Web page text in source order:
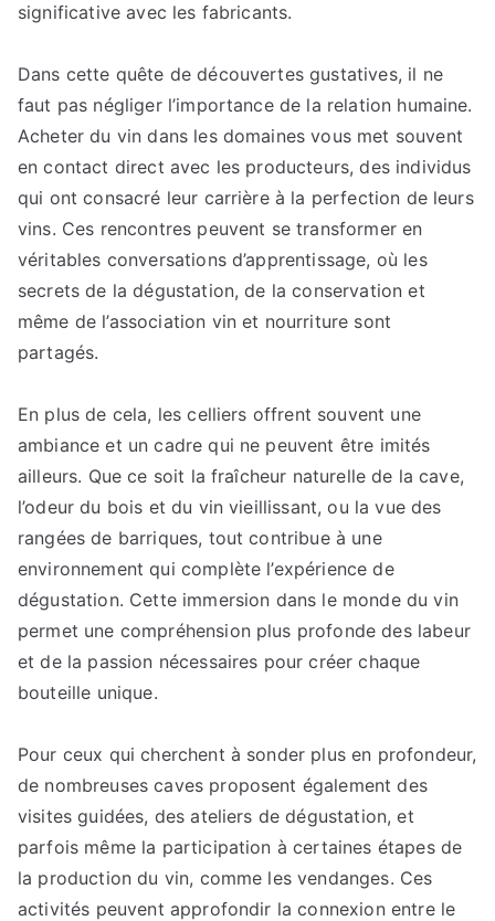
significative avec les fabricants.
Dans cette quête de découvertes gustatives, il ne
faut pas négliger l’importance de la relation humaine.
Acheter du vin dans les domaines vous met souvent
en contact direct avec les producteurs, des individus
qui ont consacré leur carrière à la perfection de leurs
vins. Ces rencontres peuvent se transformer en
véritables conversations d’apprentissage, où les
secrets de la dégustation, de la conservation et
même de l’association vin et nourriture sont
partagés.
En plus de cela, les celliers offrent souvent une
ambiance et un cadre qui ne peuvent être imités
ailleurs. Que ce soit la fraîcheur naturelle de la cave,
l’odeur du bois et du vin vieillissant, ou la vue des
rangées de barriques, tout contribue à une
environnement qui complète l’expérience de
dégustation. Cette immersion dans le monde du vin
permet une compréhension plus profonde des labeur
et de la passion nécessaires pour créer chaque
bouteille unique.
Pour ceux qui cherchent à sonder plus en profondeur,
de nombreuses caves proposent également des
visites guidées, des ateliers de dégustation, et
parfois même la participation à certaines étapes de
la production du vin, comme les vendanges. Ces
activités peuvent approfondir la connexion entre le